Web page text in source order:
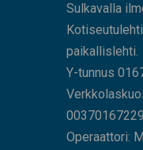
Sulkavalla
paikallislehti.
Y-tunnus
Operaattori: